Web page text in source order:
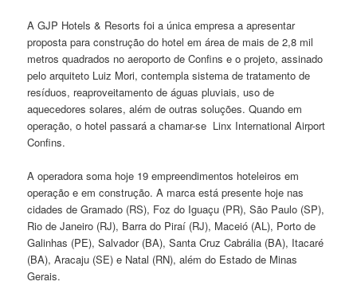
A GJP Hotels & Resorts foi a única empresa a apresentar
proposta para construção do hotel em área de mais de 2,8 mil
metros quadrados no aeroporto de Confins e o projeto, assinado
pelo arquiteto Luiz Mori, contempla sistema de tratamento de
resíduos, reaproveitamento de águas pluviais, uso de
aquecedores solares, além de outras soluções. Quando em
operação, o hotel passará a chamar-se Linx International Airport
Confins.
A operadora soma hoje 19 empreendimentos hoteleiros em
operação e em construção. A marca está presente hoje nas
cidades de Gramado (RS), Foz do Iguaçu (PR), São Paulo (SP),
Rio de Janeiro (RJ), Barra do Piraí (RJ), Maceió (AL), Porto de
Galinhas (PE), Salvador (BA), Santa Cruz Cabrália (BA), Itacaré
(BA), Aracaju (SE) e Natal (RN), além do Estado de Minas
Gerais.